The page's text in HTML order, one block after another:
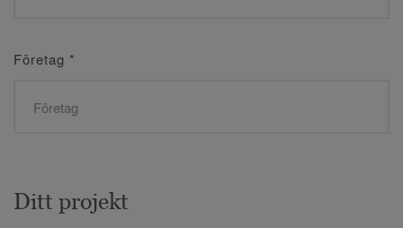
Företag *
Ditt projekt